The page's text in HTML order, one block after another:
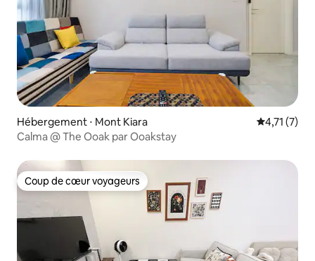
Hébergement ⋅ Mont Kiara Évaluation
4,71 (7)
Calma @ The Ooak par Ooakstay
Coup de cœur voyageurs
Coup de cœur voyageurs